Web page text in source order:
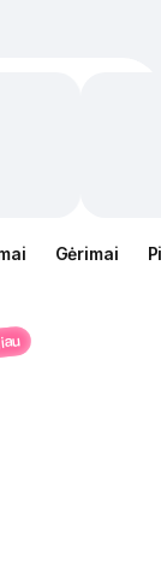
Gėrimai